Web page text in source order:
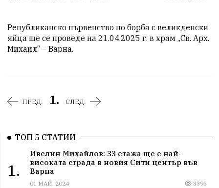
Републиканско първенство по борба с великденски
яйца ще се проведе на 21.04.2025 г. в храм „Св. Арх.
Михаил“ – Варна.
ПРЕД. 1. СЛЕД.
ТОП 5 СТАТИИ
1.
Ивелин Михайлов: 33 етажа ще е най-
високата сграда в новия Сити център във
Варна
01 МАЙ, 2024 3395